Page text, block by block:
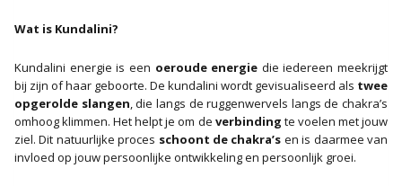
Wat is Kundalini?
Kundalini energie is een oeroude energie die iedereen meekrijgt
bij zijn of haar geboorte. De kundalini wordt gevisualiseerd als twee
opgerolde slangen, die langs de ruggenwervels langs de chakra’s
omhoog klimmen. Het helpt je om de verbinding te voelen met jouw
ziel. Dit natuurlijke proces schoont de chakra’s en is daarmee van
invloed op jouw persoonlijke ontwikkeling en persoonlijk groei.